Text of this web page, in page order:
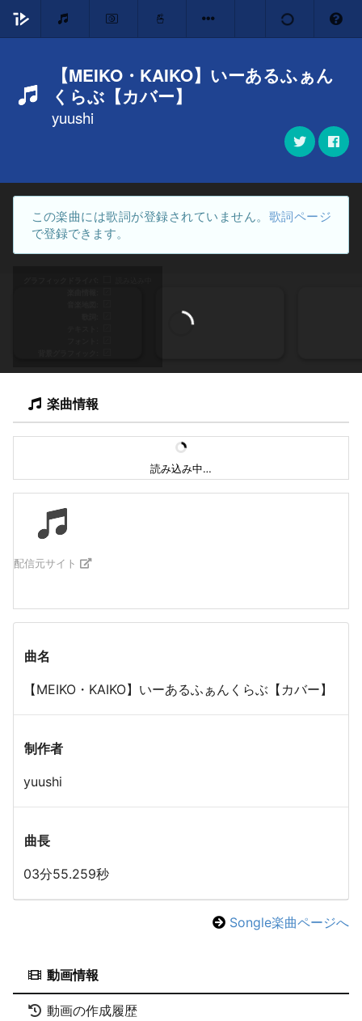
【MEIKO・KAIKO】いーあるふぁん
くらぶ【カバー】
yuushi
この楽曲には歌詞が登録されていません。 歌詞ページ
で登録できます。
楽曲情報
読み込み中…
配信元サイト
曲名
【MEIKO・KAIKO】いーあるふぁんくらぶ【カバー】
制作者
yuushi
曲長
03分55.259秒
Songle楽曲ページへ
動画情報
動画の作成履歴